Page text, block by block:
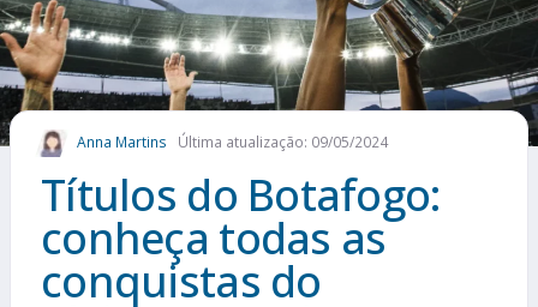
FUTEBOL INTERNACIONAL
COMO APOSTAR
MAIS ESPORTES
Anna Martins Última atualização: 09/05/2024
Títulos do Botafogo:
conheça todas as
conquistas do